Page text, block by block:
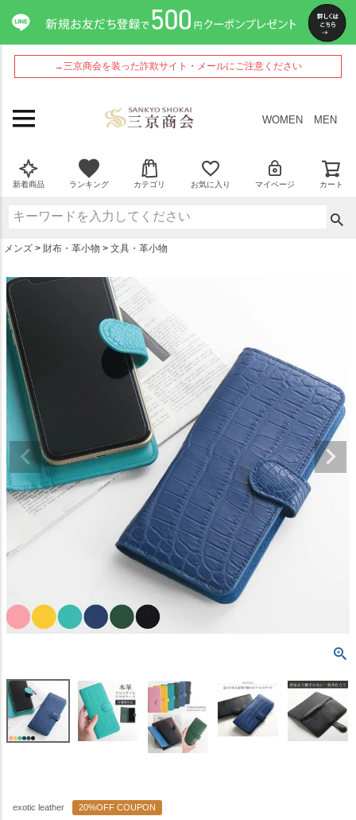
→三京商会を装った詐欺サイト・メールにご注意ください
WOMEN MEN
新着商品 ランキング カテゴリ お気に入り マイページ カート
メンズ 財布・革小物 文具・革小物
exotic leather 20%OFF COUPON
ペー
ジト
ップ
へ